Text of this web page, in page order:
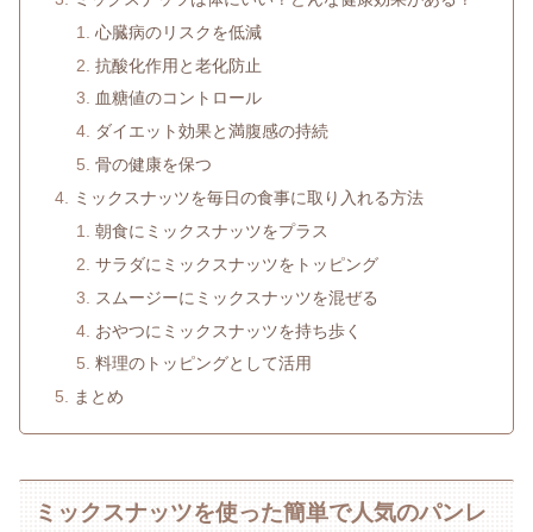
心臓病のリスクを低減
抗酸化作用と老化防止
血糖値のコントロール
ダイエット効果と満腹感の持続
骨の健康を保つ
ミックスナッツを毎日の食事に取り入れる方法
朝食にミックスナッツをプラス
サラダにミックスナッツをトッピング
スムージーにミックスナッツを混ぜる
おやつにミックスナッツを持ち歩く
料理のトッピングとして活用
まとめ
ミックスナッツを使った簡単で人気のパンレ